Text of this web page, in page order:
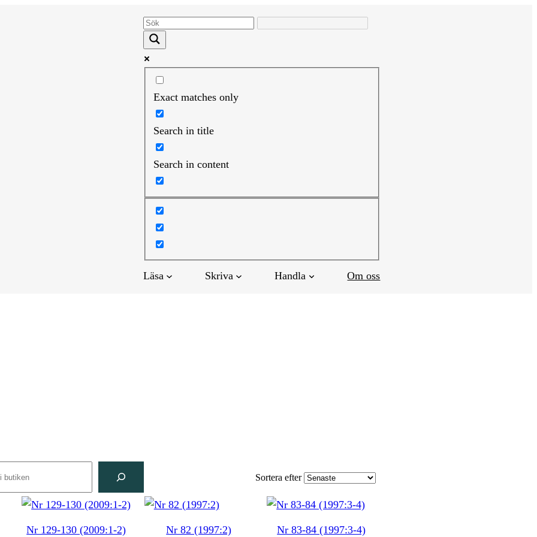
Exact matches only
Search in title
Search in content
Läsa Skriva Handla Om oss
Sortera efter
Nr 129-130 (2009:1-2) Nr 82 (1997:2) Nr 83-84 (1997:3-4)